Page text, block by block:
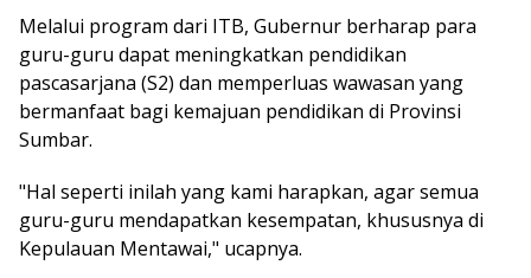
Melalui program dari ITB, Gubernur berharap para
guru-guru dapat meningkatkan pendidikan
pascasarjana (S2) dan memperluas wawasan yang
bermanfaat bagi kemajuan pendidikan di Provinsi
Sumbar.
"Hal seperti inilah yang kami harapkan, agar semua
guru-guru mendapatkan kesempatan, khususnya di
Kepulauan Mentawai," ucapnya.